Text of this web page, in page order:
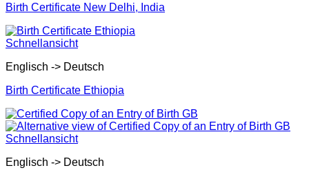
Birth Certificate New Delhi, India
Schnellansicht
Englisch -> Deutsch
Birth Certificate Ethiopia
Schnellansicht
Englisch -> Deutsch